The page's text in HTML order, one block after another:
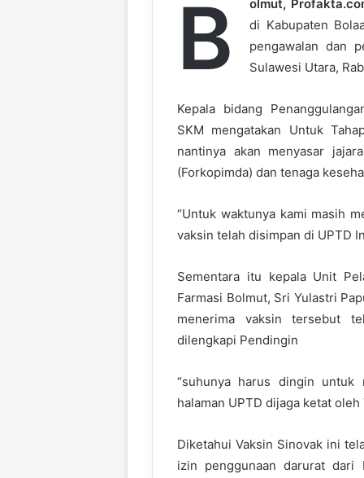
B olmut,
di Kabupaten
pengawalan dan
Sulawesi Utara,
Kepala bidang
SKM mengatakan Untuk
nantinya akan menyasar
(Forkopimda) dan tenaga
“Untuk waktunya kami masih
vaksin telah disimpan di UPTD
Sementara itu kepala Unit
Farmasi Bolmut, Sri Yulastri
menerima vaksin tersebut
dilengkapi Pendingin
“suhunya harus dingin
halaman UPTD dijaga ketat
Diketahui Vaksin Sinovak ini
izin penggunaan darurat dari